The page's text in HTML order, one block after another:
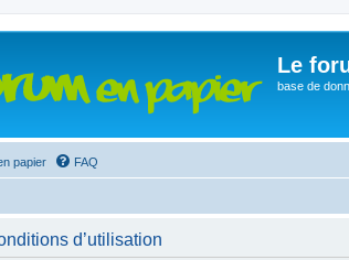
Le
base de
papier FAQ
d’utilisation